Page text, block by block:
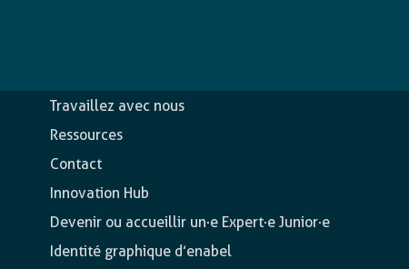
Travaillez avec nous
Ressources
Contact
Innovation Hub
Devenir ou accueillir un·e Expert·e Junior·e
Identité graphique d’enabel